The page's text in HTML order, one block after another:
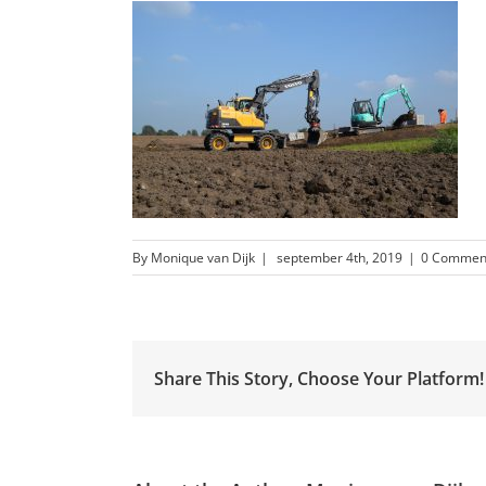
By Monique van Dijk | september 4th, 2019 | 0
Share This Story, Choose Your Platform!